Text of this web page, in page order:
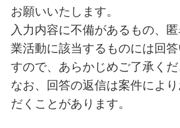
お願いいたします。
入力内容に不備があるもの、
業活動に該当するものには回答
すので、あらかじめご了承くだ
なお、回答の返信は案件によ
だくことがあります。